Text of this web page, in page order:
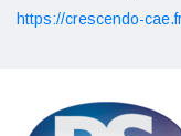
https://crescendo-